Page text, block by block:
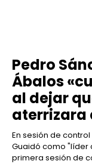
Pedro
Ábalos
al dejar
aterrizara
En sesión de
Guaidó como "líder
primera sesión de